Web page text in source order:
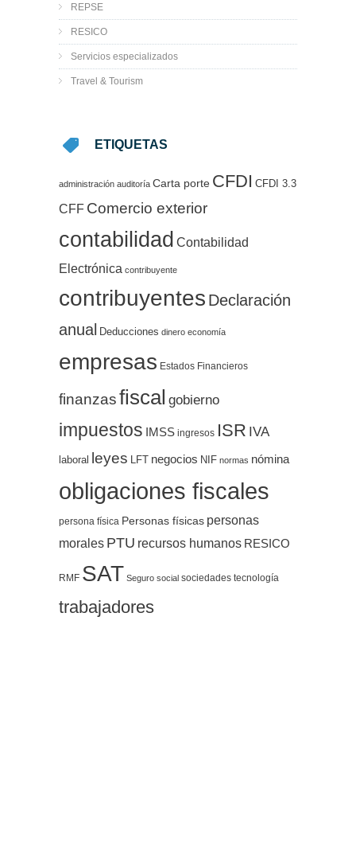
REPSE
RESICO
Servicios especializados
Travel & Tourism
ETIQUETAS
administración auditoría Carta porte CFDI CFDI 3.3
CFF Comercio exterior
contabilidad Contabilidad
Electrónica contribuyente
contribuyentes Declaración
anual Deducciones dinero economía
empresas Estados Financieros
finanzasfiscal gobierno
impuestos IMSS ingresos ISR IVA
laboral leyes LFT negocios NIF normas nómina
obligaciones fiscales
persona física Personas físicas personas
morales PTU recursos humanos RESICO
RMF SAT Seguro social sociedades tecnología
trabajadores